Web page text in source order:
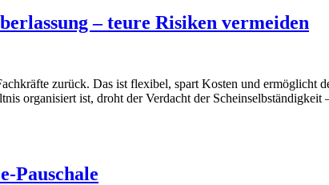
– teure Risiken vermeiden
zurück. Das ist flexibel, spart Kosten und ermöglicht
organisiert ist, droht der Verdacht der
Pauschale